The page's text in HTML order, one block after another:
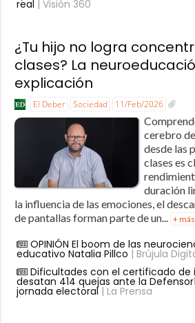
real | Visión 360
¿Tu hijo no logra
clases? La
explicación
El Deber Sociedad 11/Feb/2026
cerebro
desde las
clases es
duración
la influencia de las emociones, el
de pantallas forman parte de un...
+ más
OPINIÓN El boom de las
educativo Natalia Pillco | Brújula
Dificultades con el certificado
desatan 414 quejas ante la
jornada electoral| La Prensa